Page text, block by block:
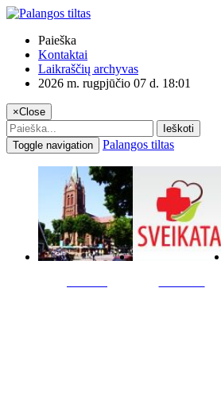
Paieška
Kontaktai
Laikraščių archyvas
2026 m. rugpjūčio 07 d. 18:01
×Close
Ieškoti
Toggle navigation
Palangos tiltas